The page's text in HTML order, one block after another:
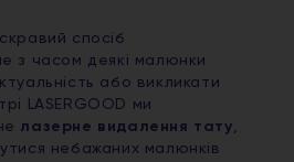
спосіб
з часом деякі малюнки
або викликати
LASERGOOD ми
лазерне видалення тату,
небажаних малюнків